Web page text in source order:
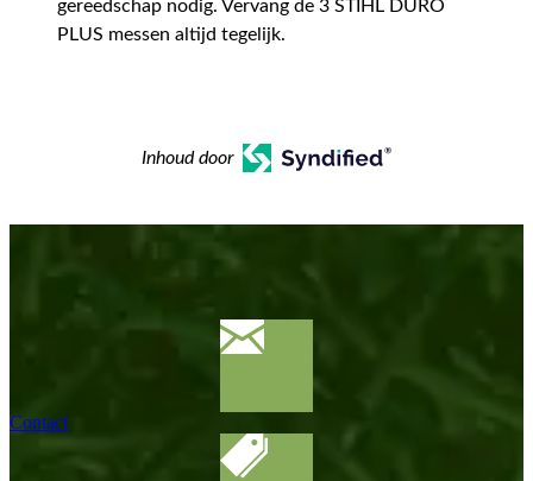
gereedschap nodig. Vervang de 3 STIHL DURO
PLUS messen altijd tegelijk.
Inhoud door
Contact